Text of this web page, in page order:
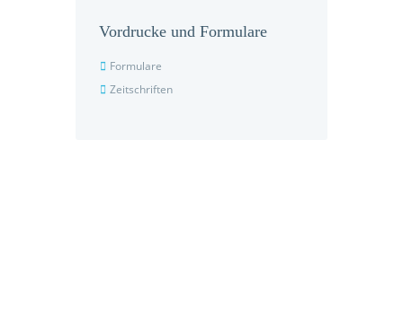
Vordrucke und Formulare
Formulare
Zeitschriften